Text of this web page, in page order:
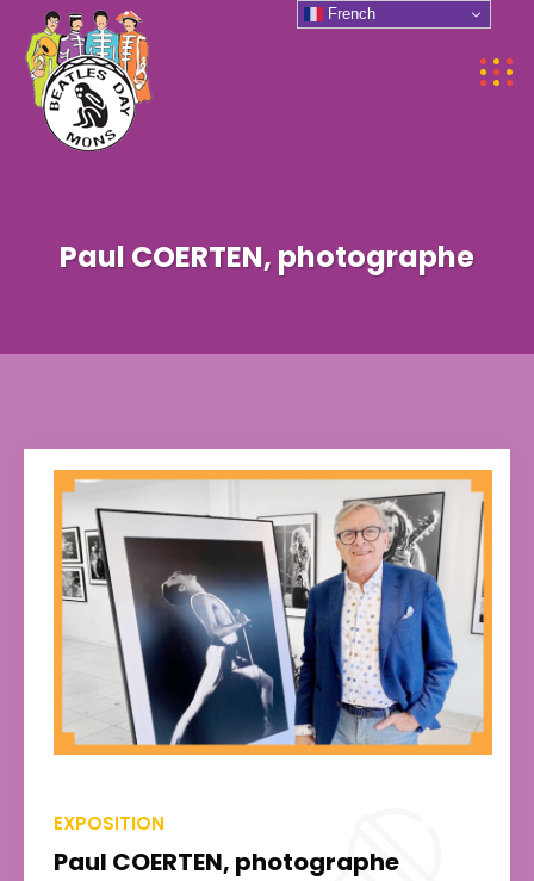
Paul COERTEN, photographe
EXPOSITION
Paul COERTEN, photographe
French